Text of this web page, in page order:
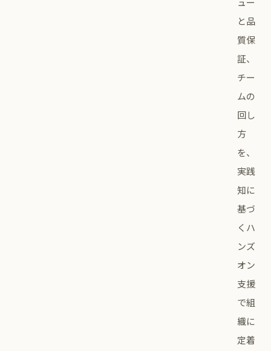
と品
質保
証、
チー
ムの
回し
方
を、
実践
知に
基づ
くハ
ンズ
オン
支援
で組
織に
定着